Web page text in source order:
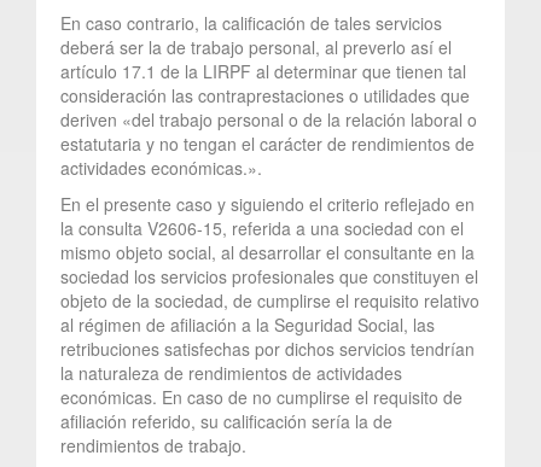
En caso contrario, la calificación de tales servicios
deberá ser la de trabajo personal, al preverlo así el
artículo 17.1 de la LIRPF al determinar que tienen tal
consideración las contraprestaciones o utilidades que
deriven «del trabajo personal o de la relación laboral o
estatutaria y no tengan el carácter de rendimientos de
actividades económicas.».
En el presente caso y siguiendo el criterio reflejado en
la consulta V2606-15, referida a una sociedad con el
mismo objeto social, al desarrollar el consultante en la
sociedad los servicios profesionales que constituyen el
objeto de la sociedad, de cumplirse el requisito relativo
al régimen de afiliación a la Seguridad Social, las
retribuciones satisfechas por dichos servicios tendrían
la naturaleza de rendimientos de actividades
económicas. En caso de no cumplirse el requisito de
afiliación referido, su calificación sería la de
rendimientos de trabajo.